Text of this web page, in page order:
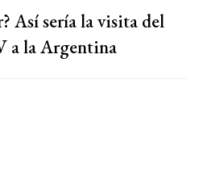
Así sería la visita del
a la Argentina